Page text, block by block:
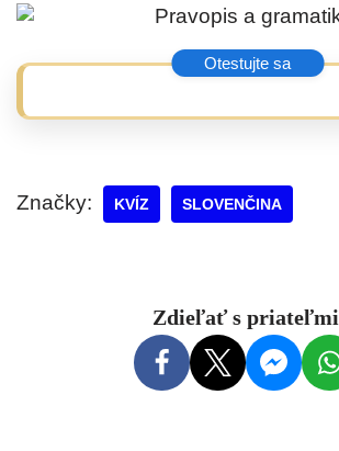
Značky: KVÍZ SLOVENČINA
Zdieľať s priateľmi